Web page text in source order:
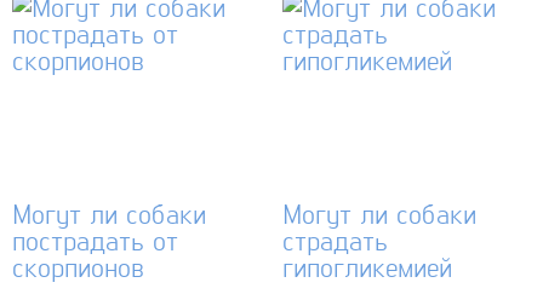
Могут ли собаки
пострадать от
скорпионов
Могут ли собаки
страдать
гипогликемией